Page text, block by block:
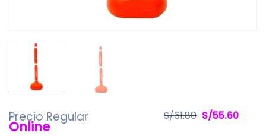
Precio Regular
Online
S/61.80 El
S/55.60El